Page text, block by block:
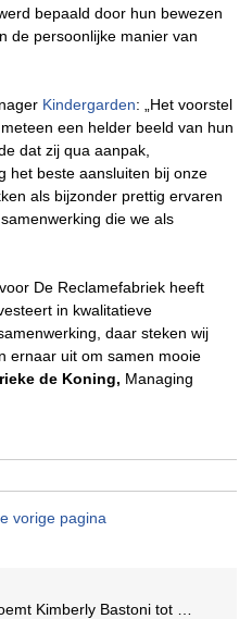
bepaald door hun bewezen
de persoonlijke manier van
Kindergarden: „Het voorstel
een helder beeld van hun
dat zij qua aanpak,
het beste aansluiten bij onze
als bijzonder prettig ervaren
die we als
De Reclamefabriek heeft
in kwalitatieve
daar steken wij
ernaar uit om samen mooie
de Koning, Managing
vorige pagina
Bastoni tot Gobal Chief Commercial Officer